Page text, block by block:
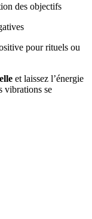
des objectifs
pour rituels ou
et laissez l’énergie
vibrations se